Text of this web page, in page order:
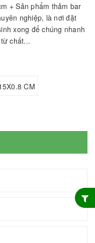
+ Sản phẩm thảm bar
nghiệp, là nơi đặt
xong để chúng nhanh
chất...
CM